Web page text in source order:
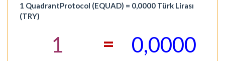
1 QuadrantProtocol (EQUAD) = 0,0000 Türk Lirası
(TRY)
1
=
0,0000